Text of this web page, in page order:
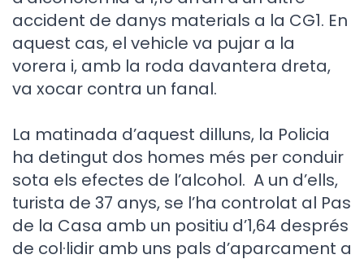
accident de danys materials a la CG1. En
aquest cas, el vehicle va pujar a la
vorera i, amb la roda davantera dreta,
va xocar contra un fanal.
La matinada d’aquest dilluns, la Policia
ha detingut dos homes més per conduir
sota els efectes de l’alcohol. A un d’ells,
turista de 37 anys, se l’ha controlat al Pas
de la Casa amb un positiu d’1,64 després
de col·lidir amb uns pals d’aparcament a